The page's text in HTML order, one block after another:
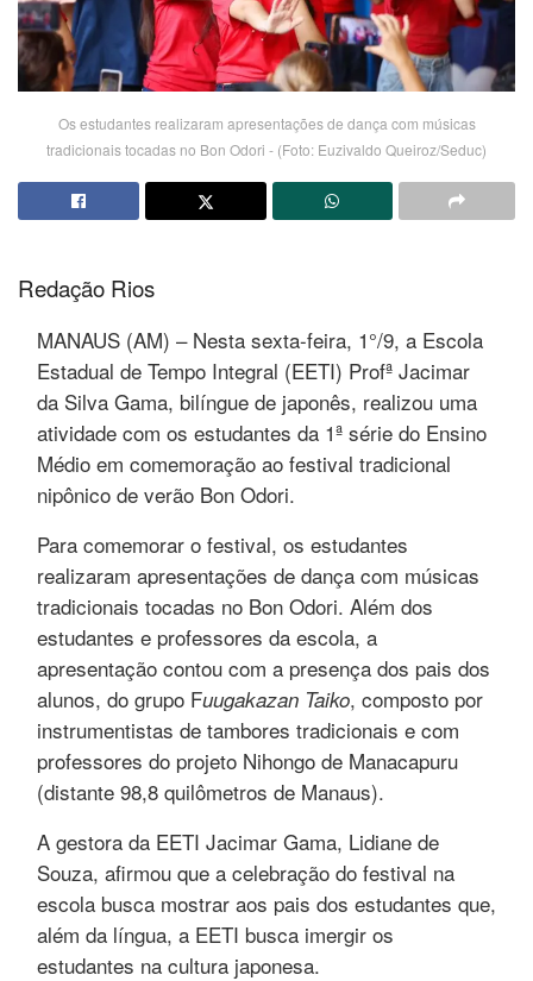
Os estudantes realizaram apresentações de dança com músicas
tradicionais tocadas no Bon Odori - (Foto: Euzivaldo Queiroz/Seduc)
Redação Rios
MANAUS (AM) – Nesta sexta-feira, 1°/9, a Escola
Estadual de Tempo Integral (EETI) Profª Jacimar
da Silva Gama, bilíngue de japonês, realizou uma
atividade com os estudantes da 1ª série do Ensino
Médio em comemoração ao festival tradicional
nipônico de verão Bon Odori.
Para comemorar o festival, os estudantes
realizaram apresentações de dança com músicas
tradicionais tocadas no Bon Odori. Além dos
estudantes e professores da escola, a
apresentação contou com a presença dos pais dos
alunos, do grupo Fuugakazan Taiko, composto por
instrumentistas de tambores tradicionais e com
professores do projeto Nihongo de Manacapuru
(distante 98,8 quilômetros de Manaus).
A gestora da EETI Jacimar Gama, Lidiane de
Souza, afirmou que a celebração do festival na
escola busca mostrar aos pais dos estudantes que,
além da língua, a EETI busca imergir os
estudantes na cultura japonesa.